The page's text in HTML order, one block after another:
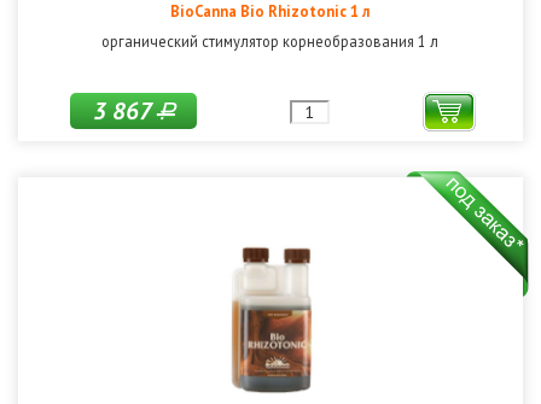
BioCanna Bio Rhizotonic 1 л
органический стимулятор корнеобразования 1 л
3 867Р